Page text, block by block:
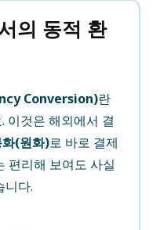
의 동적 환
Conversion)란
이것은 해외에서 결
화(원화)로 바로 결제
편리해 보여도 사실
니다.